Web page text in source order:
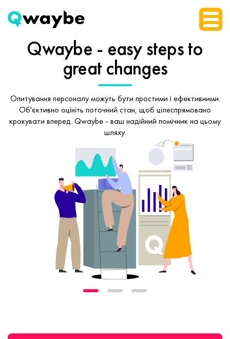
Qwaybe - easy stepsto
great changes
Опитування персоналу можуть бути простими і ефективними.
Об'єктивно оцініть поточний стан, щоб цілеспрямовано
крокувати вперед. Qwaybe - ваш надійний помічник на цьому
шляху.